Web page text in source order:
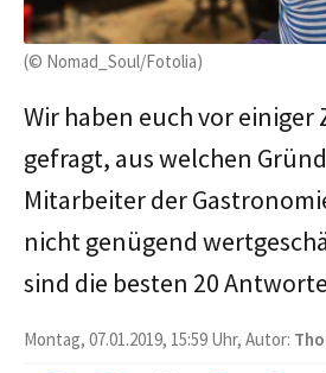
(© Nomad_Soul/Fotolia)
Wir haben euch vor einiger
gefragt, aus welchen
Mitarbeiter der
nicht genügend
sind die besten 20
Montag, 07.01.2019, 15:59 Uhr, Autor: